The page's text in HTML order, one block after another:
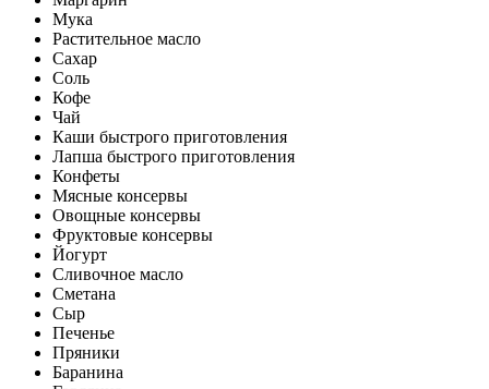
Мука
Растительное масло
Сахар
Соль
Кофе
Чай
Каши быстрого приготовления
Лапша быстрого приготовления
Конфеты
Мясные консервы
Овощные консервы
Фруктовые консервы
Йогурт
Сливочное масло
Сметана
Сыр
Печенье
Пряники
Баранина